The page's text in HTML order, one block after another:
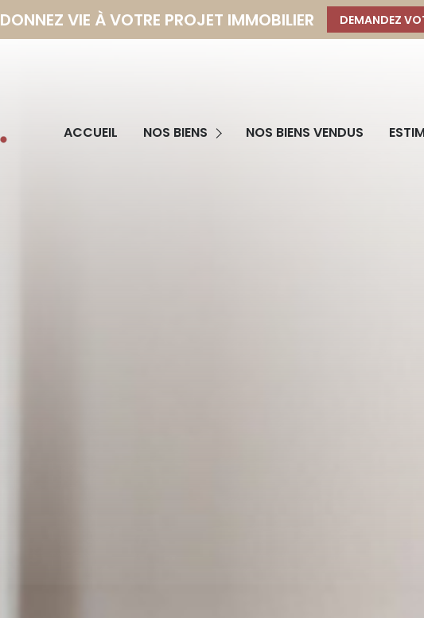
DONNEZ VIE À VOTRE PROJET IMMOBILIER DEMANDEZ
ACCUEIL NOS BIENS
Programmes Neufs NOS BIENS VENDUS